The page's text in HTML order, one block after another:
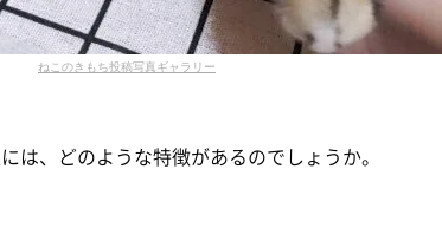
ねこのきもち投稿写真ギャラリー
、どのような特徴があるのでしょうか。